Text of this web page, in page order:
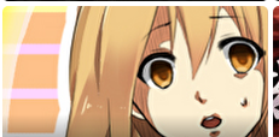
【復讐】 ある職業の人材を育
成する高校に通ってたんだが、
体力ないヤツはイジメられて全
寮制だから逃げ出すこともでき
なかった→あるイジっ子が自...
女「43億円注文して………キ
ャンセルっと！」←こいつの目
那「余計な出費すんな。そんなもん
買うなら今後一切金を出さねぇぞ」
私「えっ…」